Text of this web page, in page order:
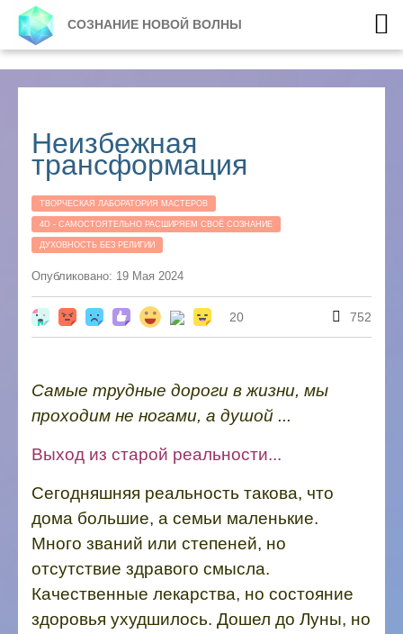
СОЗНАНИЕ НОВОЙ ВОЛНЫ
Неизбежная
трансформация
ТВОРЧЕСКАЯ ЛАБОРАТОРИЯ МАСТЕРОВ
4D - САМОСТОЯТЕЛЬНО РАСШИРЯЕМ СВОЁ СОЗНАНИЕ
ДУХОВНОСТЬ БЕЗ РЕЛИГИИ
Опубликовано: 19 Мая 2024
20 752
Самые трудные дороги в жизни, мы
проходим не ногами, а душой ...
Выход из старой реальности...
Сегодняшняя реальность такова, что
дома большие, а семьи маленькие.
Много званий или степеней, но
отсутствие здравого смысла.
Качественные лекарства, но состояние
здоровья ухудшилось. Дошел до Луны, но